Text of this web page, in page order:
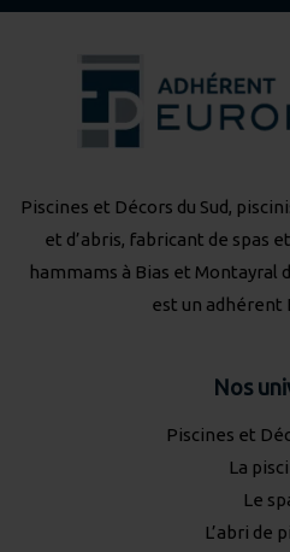
Piscines et Décors du Sud,
et d’abris, fabricant de spas
hammams à Bias et Montayral
est un adhérent
Nos
Piscines et
La
Le
L’abri de